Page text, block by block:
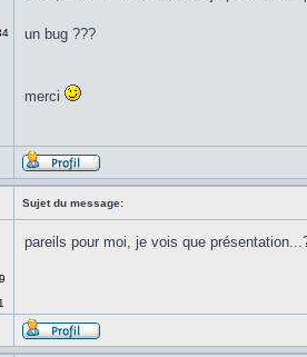
un bug ???
merci
Sujet du message:
pareils pour moi, je vois que